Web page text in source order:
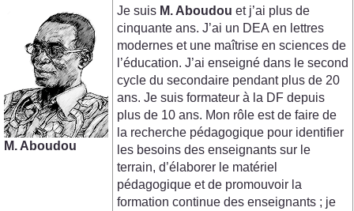
M. Aboudou
Je suis M. Aboudou et j’ai plus de
cinquante ans. J’ai un DEA en lettres
modernes et une maîtrise en sciences de
l’éducation. J’ai enseigné dans le second
cycle du secondaire pendant plus de 20
ans. Je suis formateur à la DF depuis
plus de 10 ans. Mon rôle est de faire de
la recherche pédagogique pour identifier
les besoins des enseignants sur le
terrain, d’élaborer le matériel
pédagogique et de promouvoir la
formation continue des enseignants ; je